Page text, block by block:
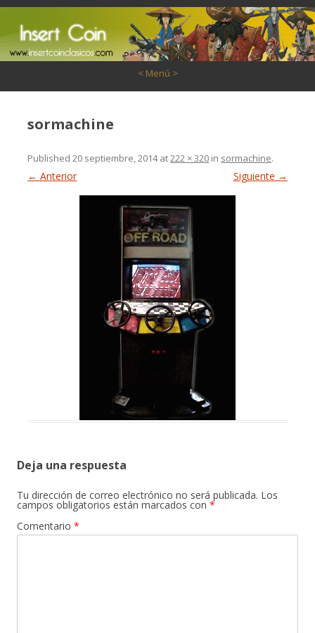
< Menú >
sormachine
Published20 septiembre, 2014at222 × 320 in sormachine.
← Anterior Siguiente →
Deja una respuesta
Tu dirección de correo electrónico no será publicada. Los
campos obligatorios están marcados con *
Comentario *